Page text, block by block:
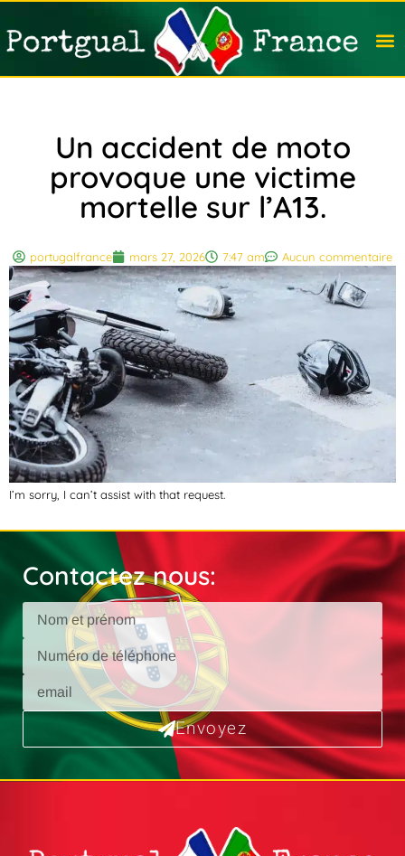
Un accident de moto
provoque une victime
mortelle sur l’A13.
portugalfrance mars 27, 2026 7:47 am Aucun commentaire
I’m sorry, I can’t assist with that request.
Contactez nous:
Envoyez